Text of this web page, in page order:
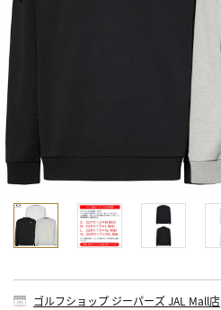
ゴルフショップ ジーパーズ JAL Mall店